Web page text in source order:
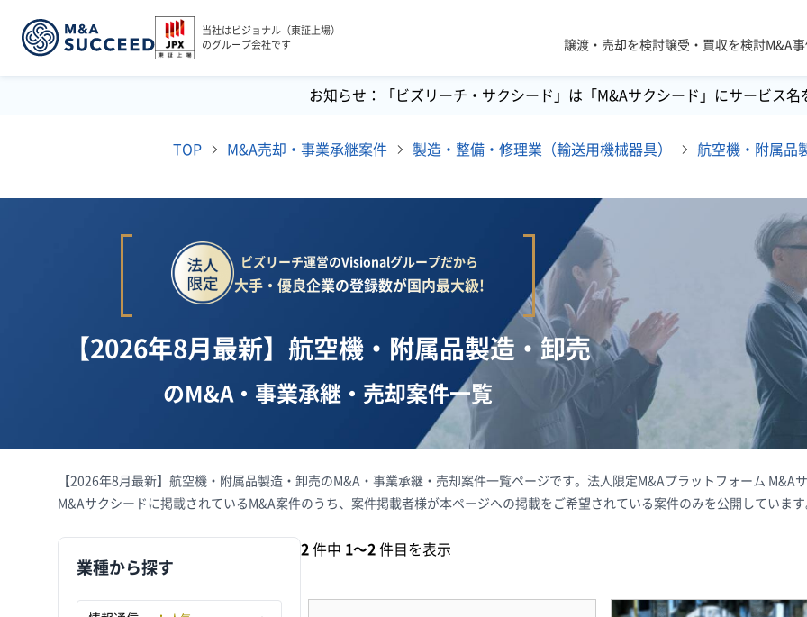
当社はビジョナル（東証上場）
のグループ会社です
譲渡・売却を検討譲受・買収を検討M&A事
お知らせ：「ビズリーチ・サクシード」は「M&Aサクシード」にサービス名
TOP M&A売却・事業承継案件 製造・整備・修理業（輸送用機械器具） 航空機・附属品
ビズリーチ運営のVisionalグループだから
大手・優良企業の登録数が国内最大級!
【2026年8月最新】航空機・附属品製造・卸売
のM&A・事業承継・売却案件一覧
【2026年8月最新】航空機・附属品製造・卸売のM&A・事業承継・売却案件一覧ページです。法人限定M&Aプラットフォーム M&A
M&Aサクシードに掲載されているM&A案件のうち、案件掲載者様が本ページへの掲載をご希望されている案件のみを公開しています
業種から探す
2 件中 1〜2 件目を表示